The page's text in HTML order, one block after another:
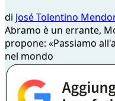
di José Tolentino
Abramo è un errante,
propone: «Passiamo
nel mondo